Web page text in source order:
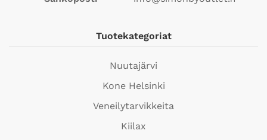
Tuotekategoriat
Nuutajärvi
Kone Helsinki
Veneilytarvikkeita
Kiilax